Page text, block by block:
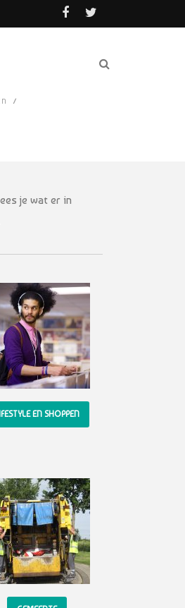
/
je wat er in
EN SHOPPEN